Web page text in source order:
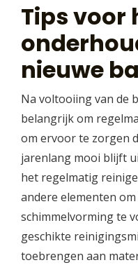
Tips voor
nieuwe
Na voltooiing van de
belangrijk om
om ervoor te zorgen
jarenlang mooi blijft
het regelmatig
andere elementen
schimmelvorming te
geschikte
toebrengen aan